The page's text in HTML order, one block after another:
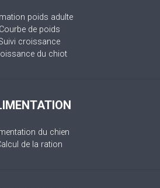
poids adulte
Courbe de poids
croissance
du chiot
du chien
de la ration